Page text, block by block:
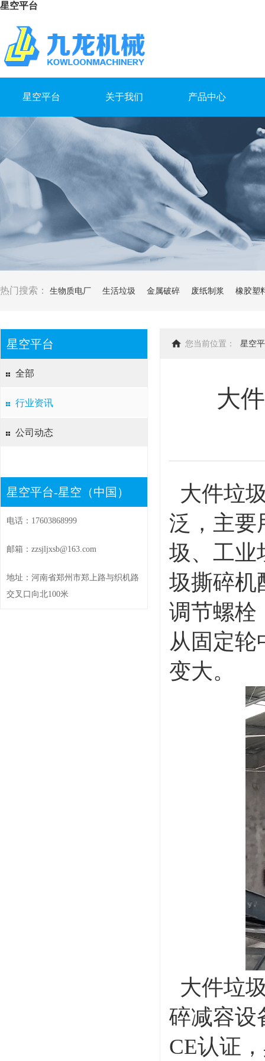
星空平台
星空平台 关于我们 产品中心
热门搜索： 生物质电厂 生活垃圾 金属破碎 废纸制浆 橡胶塑
星空平台
全部
行业资讯
公司动态
星空平台-星空（中国）
电话：17603868999
邮箱：zzsjljxsb@163.com
地址：河南省郑州市郑上路与织机路
交叉口向北100米
您当前位置： 星空
大
大件垃
泛，主要
圾、工业
圾撕碎机
调节螺栓
从固定
变大。
大件垃
碎减容设
CE认证